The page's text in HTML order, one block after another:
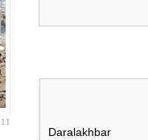
Daralakhbar
11 مايو 2016